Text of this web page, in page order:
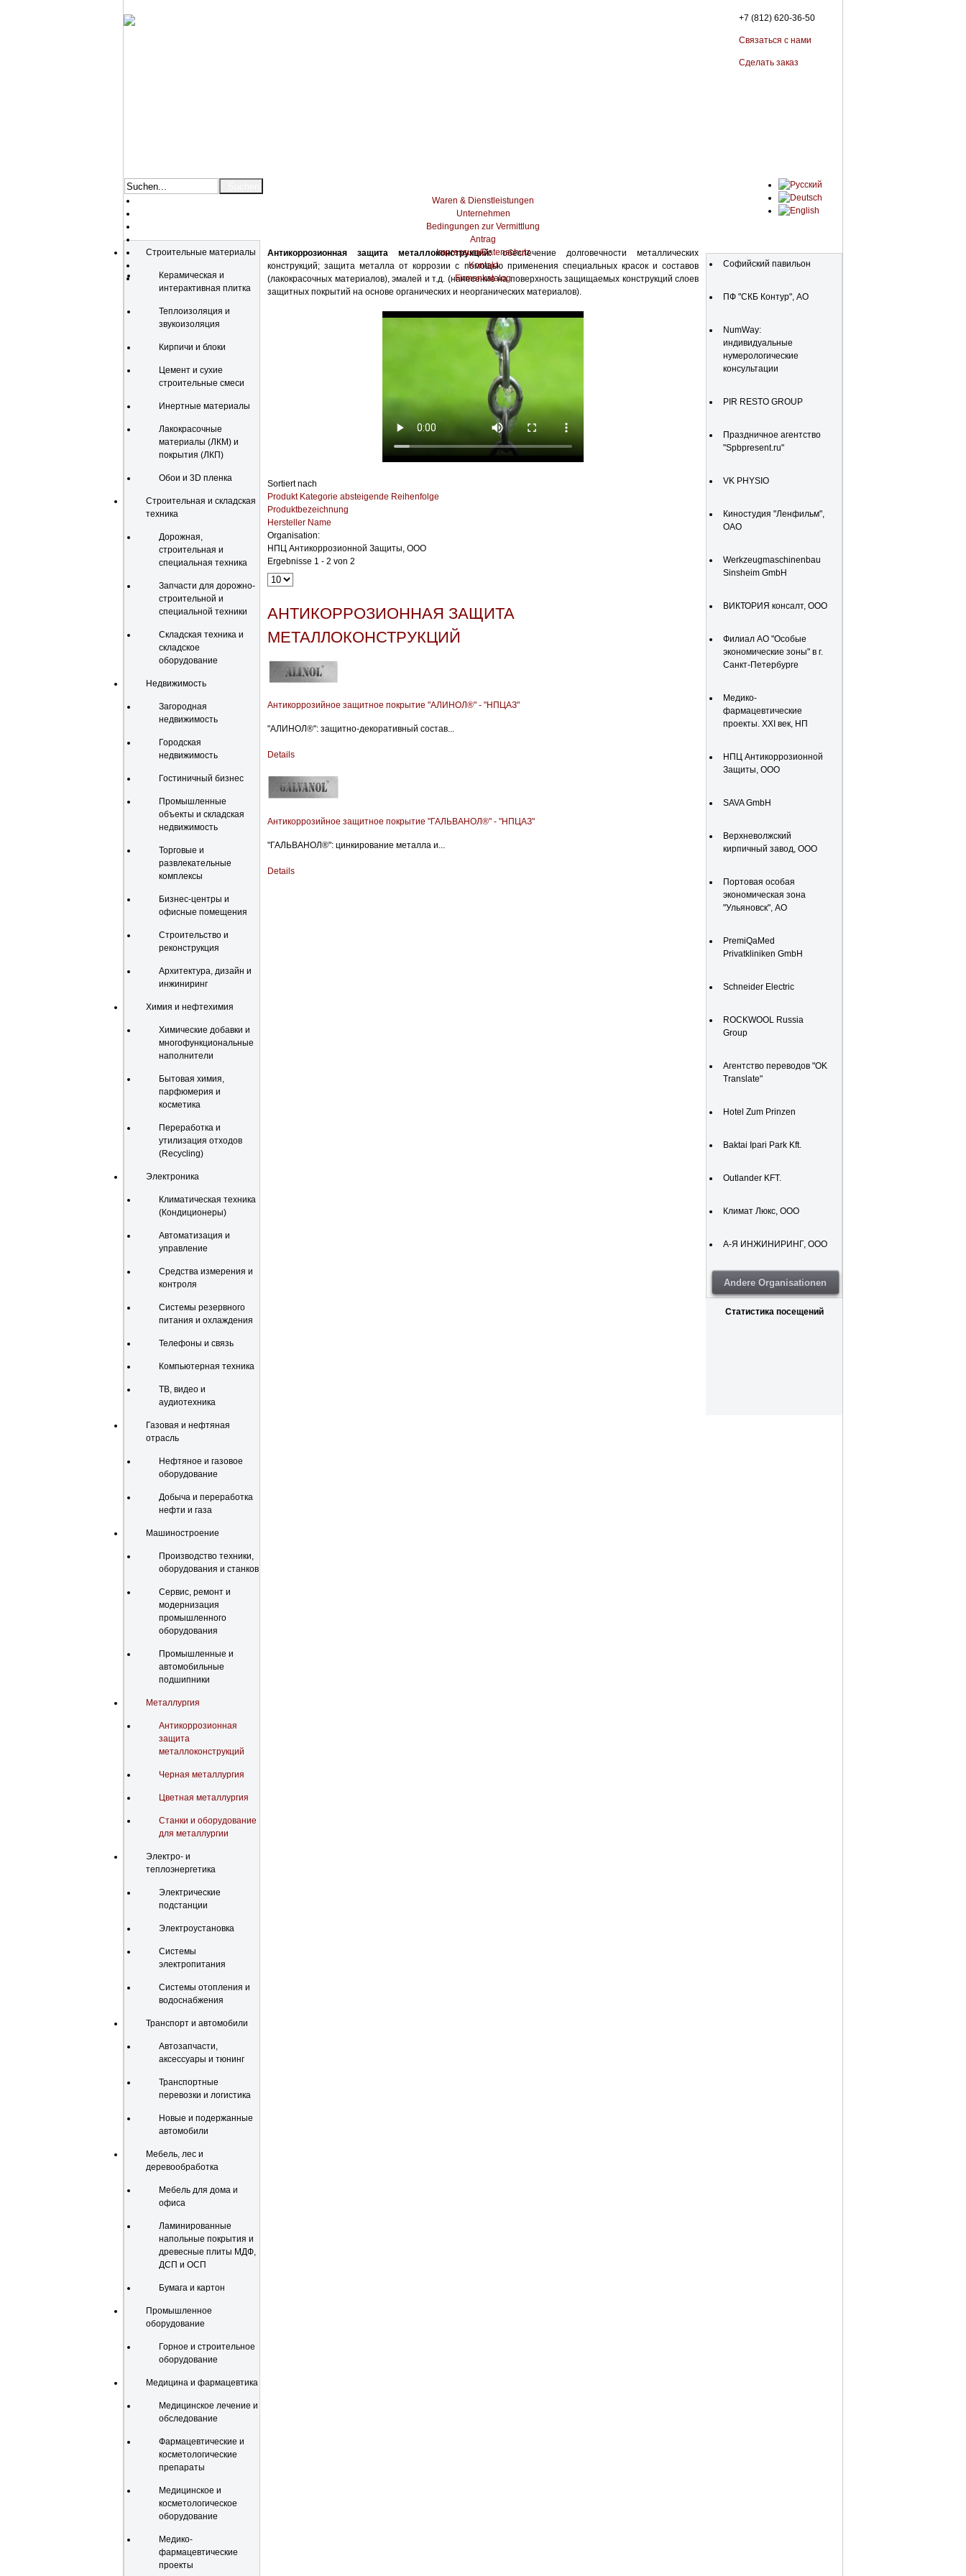
+7 (812) 620-36-50
Связаться с нами
Сделать заказ
Waren & Dienstleistungen
Unternehmen
Bedingungen zur Vermittlung
Antrag
Impressum/Datenschutz
Kontakt
Firmenkatalog
Строительные материалы
Керамическая и
интерактивная плитка
Теплоизоляция и
звукоизоляция
Кирпичи и блоки
Цемент и сухие
строительные смеси
Инертные материалы
Лакокрасочные
материалы (ЛКМ) и
покрытия (ЛКП)
Обои и 3D пленка
Строительная и складская
техника
Дорожная,
строительная и
специальная техника
Запчасти для дорожно-
строительной и
специальной техники
Складская техника и
складское
оборудование
Недвижимость
Загородная
недвижимость
Городская
недвижимость
Гостиничный бизнес
Промышленные
объекты и складская
недвижимость
Торговые и
развлекательные
комплексы
Бизнес-центры и
офисные помещения
Строительство и
реконструкция
Архитектура, дизайн и
инжиниринг
Химия и нефтехимия
Химические добавки и
многофункциональные
наполнители
Бытовая химия,
парфюмерия и
косметика
Переработка и
утилизация отходов
(Recycling)
Электроника
Климатическая техника
(Кондиционеры)
Автоматизация и
управление
Средства измерения и
контроля
Системы резервного
питания и охлаждения
Телефоны и связь
Компьютерная техника
ТВ, видео и
аудиотехника
Газовая и нефтяная
отрасль
Нефтяное и газовое
оборудование
Добыча и переработка
нефти и газа
Машиностроение
Производство техники,
оборудования и станков
Сервис, ремонт и
модернизация
промышленного
оборудования
Промышленные и
автомобильные
подшипники
Металлургия
Антикоррозионная
защита
металлоконструкций
Черная металлургия
Цветная металлургия
Станки и оборудование
для металлургии
Электро- и
теплоэнергетика
Электрические
подстанции
Электроустановка
Системы
электропитания
Системы отопления и
водоснабжения
Транспорт и автомобили
Автозапчасти,
аксессуары и тюнинг
Транспортные
перевозки и логистика
Новые и подержанные
автомобили
Мебель, лес и
деревообработка
Мебель для дома и
офиса
Ламинированные
напольные покрытия и
древесные плиты МДФ,
ДСП и ОСП
Бумага и картон
Промышленное
оборудование
Горное и строительное
оборудование
Медицина и фармацевтика
Медицинское лечение и
обследование
Фармацевтические и
косметологические
препараты
Медицинское и
косметологическое
оборудование
Медико-
фармацевтические
проекты
Антикоррозионная защита металлоконструкций:обеспечение долговечности металлических
конструкций; защита металла от коррозии с помощью применения специальных красок и составов
(лакокрасочных материалов), эмалей и т.д. (нанесение на поверхность защищаемых конструкций слоев
защитных покрытий на основе органических и неорганических материалов).
Sortiert nach
Produkt Kategorie absteigende Reihenfolge
Produktbezeichnung
Hersteller Name
Organisation:
НПЦ Антикоррозионной Защиты, ООО
Ergebnisse 1 - 2 von 2
АНТИКОРРОЗИОННАЯ ЗАЩИТА
МЕТАЛЛОКОНСТРУКЦИЙ
Антикоррозийное защитное покрытие "АЛИНОЛ®" - "НПЦАЗ"
"АЛИНОЛ®": защитно-декоративный состав...
Details
Антикоррозийное защитное покрытие "ГАЛЬВАНОЛ®" - "НПЦАЗ"
"ГАЛЬВАНОЛ®": цинкирование металла и...
Details
Софийский павильон
ПФ "СКБ Контур", АО
NumWay:
индивидуальные
нумерологические
консультации
PIR RESTO GROUP
Праздничное агентство
"Spbpresent.ru"
VK PHYSIO
Киностудия "Ленфильм",
ОАО
Werkzeugmaschinenbau
Sinsheim GmbH
ВИКТОРИЯ консалт, ООО
Филиал АО "Особые
экономические зоны" в г.
Санкт-Петербурге
Медико-
фармацевтические
проекты. XXI век, НП
НПЦ Антикоррозионной
Защиты, ООО
SAVA GmbH
Верхневолжский
кирпичный завод, ООО
Портовая особая
экономическая зона
"Ульяновск", АО
PremiQaMed
Privatkliniken GmbH
Schneider Electric
ROCKWOOL Russia
Group
Агентство переводов "OK
Translate"
Hotel Zum Prinzen
Baktai Ipari Park Kft.
Outlander KFT.
Климат Люкс, ООО
А-Я ИНЖИНИРИНГ, ООО
Andere Organisationen
Статистика посещений